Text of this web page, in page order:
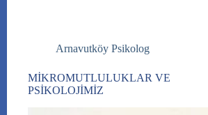
Arnavutköy Psikolog
MİKROMUTLULUKLAR VE
PSİKOLOJİMİZ